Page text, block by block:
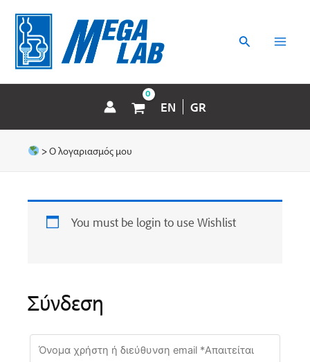
περιεχόμενο
Αναζήτηση
EN GR
>Ο λογαριασμός μου
You must be login to use Wishlist
Σύνδεση